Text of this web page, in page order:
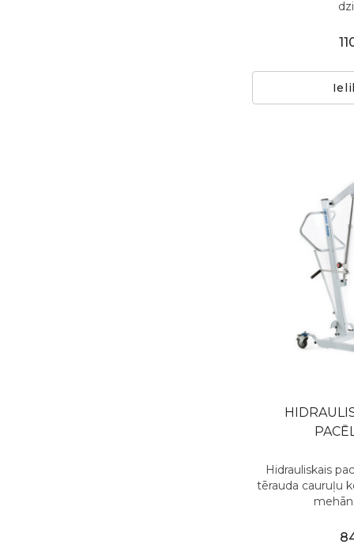
Hidrauliskais
tērauda cauruļu